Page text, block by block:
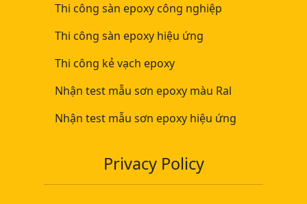
Thi công sàn epoxy công nghiệp
Thi công sàn epoxy hiệu ứng
Thi công kẻ vạch epoxy
Nhận test mẫu sơn epoxy màu Ral
Nhận test mẫu sơn epoxy hiệu ứng
Privacy Policy